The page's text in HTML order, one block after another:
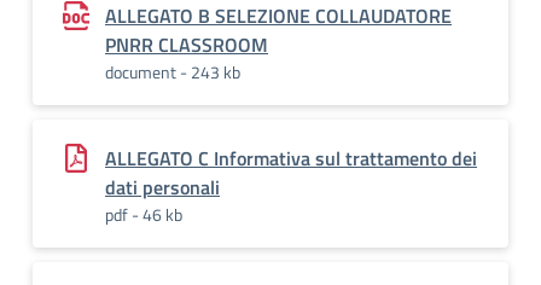
ALLEGATO B SELEZIONE COLLAUDATORE
PNRR CLASSROOM
document - 243 kb
ALLEGATO C Informativa sul trattamento dei
dati personali
pdf - 46 kb